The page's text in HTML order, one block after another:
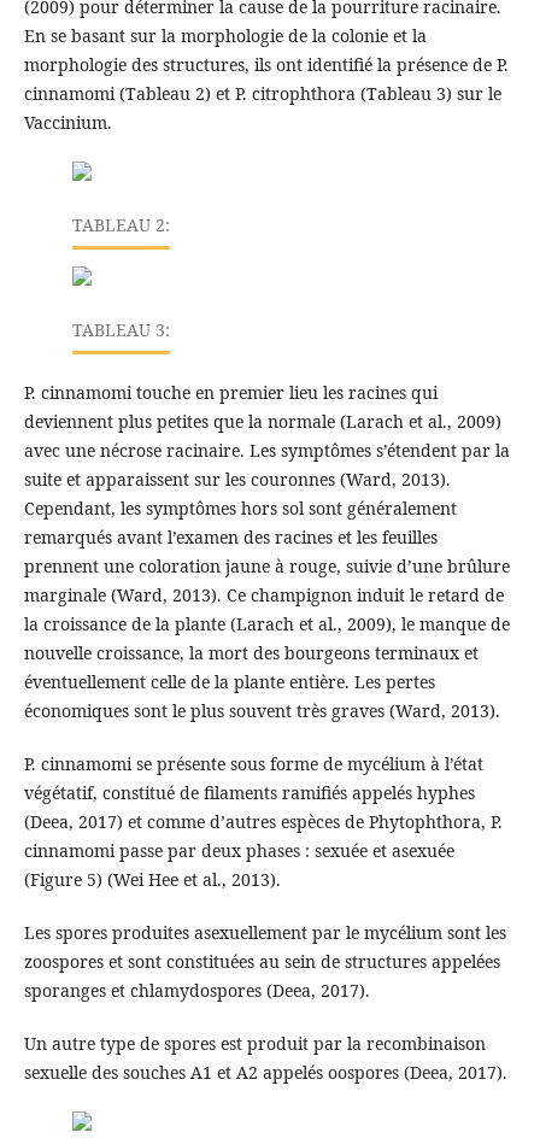
(2009) pour déterminer la cause de la pourriture racinaire.
En se basant sur la morphologie de la colonie et la
morphologie des structures, ils ont identifié la présence de P.
cinnamomi (Tableau 2) et P. citrophthora (Tableau 3) sur le
Vaccinium.
TABLEAU 2:
TABLEAU 3:
P. cinnamomi touche en premier lieu les racines qui
deviennent plus petites que la normale (Larach et al., 2009)
avec une nécrose racinaire. Les symptômes s’étendent par la
suite et apparaissent sur les couronnes (Ward, 2013).
Cependant, les symptômes hors sol sont généralement
remarqués avant l’examen des racines et les feuilles
prennent une coloration jaune à rouge, suivie d’une brûlure
marginale (Ward, 2013). Ce champignon induit le retard de
la croissance de la plante (Larach et al., 2009), le manque de
nouvelle croissance, la mort des bourgeons terminaux et
éventuellement celle de la plante entière. Les pertes
économiques sont le plus souvent très graves (Ward, 2013).
P. cinnamomi se présente sous forme de mycélium à l’état
végétatif, constitué de filaments ramifiés appelés hyphes
(Deea, 2017) et comme d’autres espèces de Phytophthora, P.
cinnamomi passe par deux phases : sexuée et asexuée
(Figure 5) (Wei Hee et al., 2013).
Les spores produites asexuellement par le mycélium sont les
zoospores et sont constituées au sein de structures appelées
sporanges et chlamydospores (Deea, 2017).
Un autre type de spores est produit par la recombinaison
sexuelle des souches A1 et A2 appelés oospores (Deea, 2017).